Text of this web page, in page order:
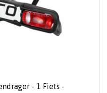
- 1 Fiets -